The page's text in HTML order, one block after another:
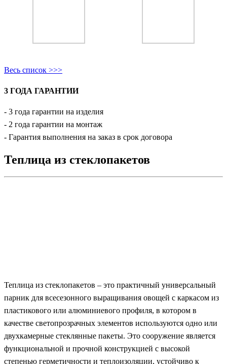
Весь список >>>
3 ГОДА ГАРАНТИИ
- 3 года гарантии на изделия
- 2 года гарантии на монтаж
- Гарантия выполнения на заказ в срок договора
Теплица из стеклопакетов
Теплица из стеклопакетов – это практичный универсальный
парник для всесезонного выращивания овощей с каркасом из
пластикового или алюминиевого профиля, в котором в
качестве светопрозрачных элементов используются одно или
двухкамерные стеклянные пакеты. Это сооружение является
функциональной и прочной конструкцией с высокой
степенью герметичности и теплоизоляции, устойчиво к